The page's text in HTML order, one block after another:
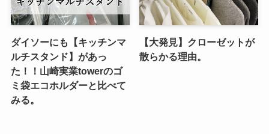
ダイソーにも【キッチンマ
ルチスタンド】があっ
た！！山崎実業towerのゴ
ミ袋エコホルダーと比べて
みる。
【大発見】クローゼットが
散らかる理由。